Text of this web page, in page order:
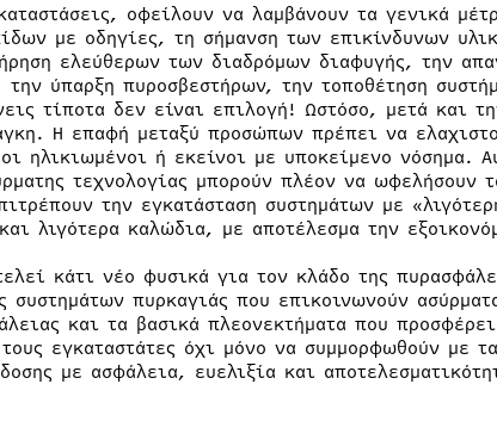
οφείλουν να λαμβάνουν τα γενικά
με οδηγίες, τη σήμανση των επικίνδυνων
ελεύθερων των διαδρόμων διαφυγής, την
ύπαρξη πυροσβεστήρων, την τοποθέτηση
τίποτα δεν είναι επιλογή! Ωστόσο, μετά και
Η επαφή μεταξύ προσώπων πρέπει να
ηλικιωμένοι ή εκείνοι με υποκείμενο νόσημα.
τεχνολογίας μπορούν πλέον να ωφελήσουν
την εγκατάσταση συστημάτων με
λιγότερα καλώδια, με αποτέλεσμα την
κάτι νέο φυσικά για τον κλάδο της
συστημάτων πυρκαγιάς που επικοινωνούν
και τα βασικά πλεονεκτήματα που
εγκαταστάτες όχι μόνο να συμμορφωθούν με
με ασφάλεια, ευελιξία και